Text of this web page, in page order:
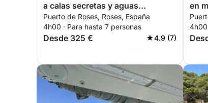
a calas secretas y aguas
turquesas.
Puerto de Roses, Roses, España
4h00 · Para hasta 7 personas
Desde 325 € 4.9 (7)
en
4h00